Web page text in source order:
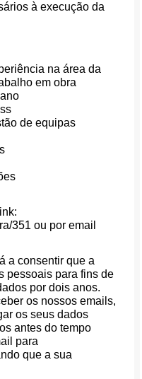
à execução da
na área da
em obra
de equipas
351 ou por email
a consentir que a
pessoais para fins de
por dois anos.
os nossos emails,
os seus dados
antes do tempo
para
que a sua